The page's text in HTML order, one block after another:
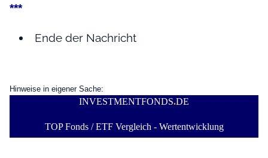
***
Ende der Nachricht
Hinweise in eigener Sache:
INVESTMENTFONDS.DE
TOP Fonds / ETF Vergleich - Wertentwicklung